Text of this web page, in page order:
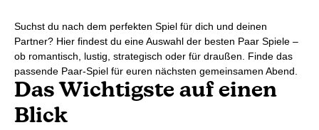
Suchst du nach dem perfekten Spiel für dich und deinen
Partner? Hier findest du eine Auswahl der besten Paar Spiele –
ob romantisch, lustig, strategisch oder für draußen. Finde das
passende Paar-Spiel für euren nächsten gemeinsamen Abend.
Das Wichtigste auf einen
Blick